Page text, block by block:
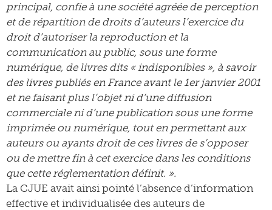
principal, confie à une société agréée de perception
et de répartition de droits d’auteurs l’exercice du
droit d’autoriser la reproduction et la
communication au public, sous une forme
numérique, de livres dits « indisponibles », à savoir
des livres publiés en France avant le 1er janvier 2001
et ne faisant plus l’objet ni d’une diffusion
commerciale ni d’une publication sous une forme
imprimée ou numérique, tout en permettant aux
auteurs ou ayants droit de ces livres de s’opposer
ou de mettre fin à cet exercice dans les conditions
que cette réglementation définit. ».
La CJUE avait ainsi pointé l’absence d’information
effective et individualisée des auteurs de